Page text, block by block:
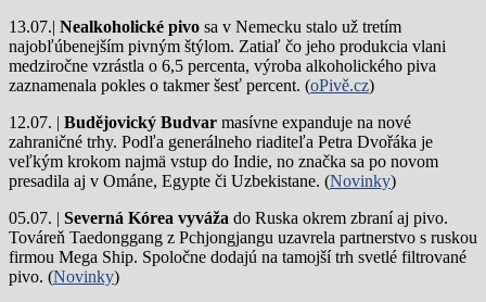
13.07.| Nealkoholické pivo sa v Nemecku stalo už tretím
najobľúbenejším pivným štýlom. Zatiaľ čo jeho produkcia vlani
medziročne vzrástla o 6,5 percenta, výroba alkoholického piva
zaznamenala pokles o takmer šesť percent. (oPivě.cz)
12.07. | Budějovický Budvar masívne expanduje na nové
zahraničné trhy. Podľa generálneho riaditeľa Petra Dvořáka je
veľkým krokom najmä vstup do Indie, no značka sa po novom
presadila aj v Ománe, Egypte či Uzbekistane. (Novinky)
05.07. | Severná Kórea vyváža do Ruska okrem zbraní aj pivo.
Továreň Taedonggang z Pchjongjangu uzavrela partnerstvo s ruskou
firmou Mega Ship. Spoločne dodajú na tamojší trh svetlé filtrované
pivo. (Novinky)